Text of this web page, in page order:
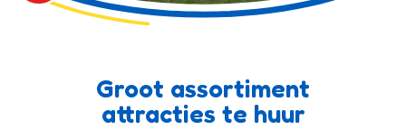
Groot assortiment
attracties te huur